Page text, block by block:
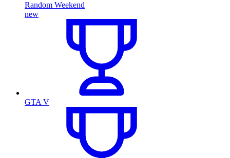
Random Weekend
new
GTA V